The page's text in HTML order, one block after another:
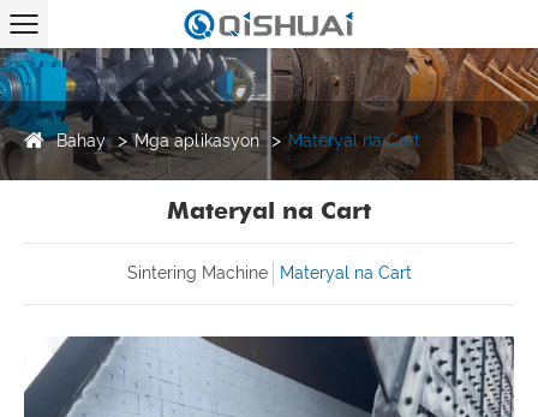
Bahay Mga aplikasyon Materyal na Cart
Materyal na Cart
Sintering Machine Materyal na Cart